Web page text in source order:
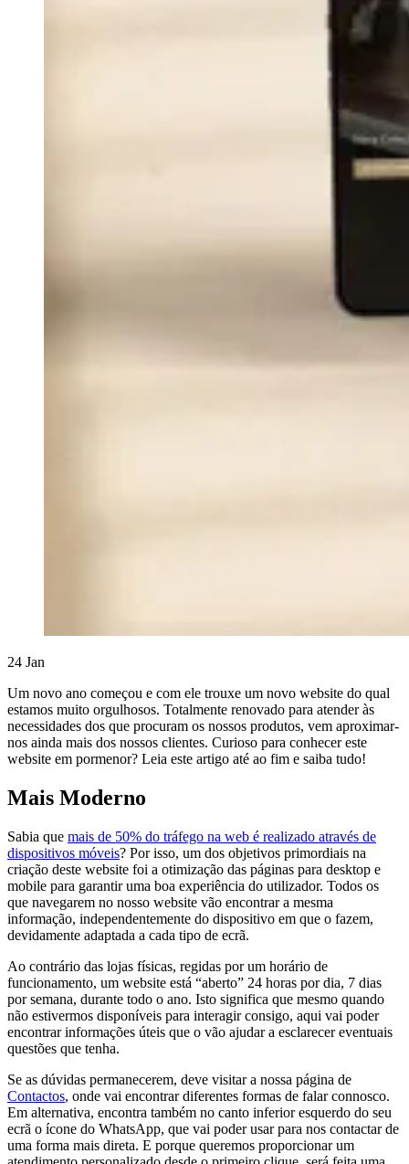
24 Jan
Um novo ano começou e com ele trouxe um novo website do qual
estamos muito orgulhosos. Totalmente renovado para atender às
necessidades dos que procuram os nossos produtos, vem aproximar-
nos ainda mais dos nossos clientes. Curioso para conhecer este
website em pormenor? Leia este artigo até ao fim e saiba tudo!
Mais Moderno
Sabia que mais de 50% do tráfego na web é realizado através de
dispositivos móveis? Por isso, um dos objetivos primordiais na
criação deste website foi a otimização das páginas para desktop e
mobile para garantir uma boa experiência do utilizador. Todos os
que navegarem no nosso website vão encontrar a mesma
informação, independentemente do dispositivo em que o fazem,
devidamente adaptada a cada tipo de ecrã.
Ao contrário das lojas físicas, regidas por um horário de
funcionamento, um website está “aberto” 24 horas por dia, 7 dias
por semana, durante todo o ano. Isto significa que mesmo quando
não estivermos disponíveis para interagir consigo, aqui vai poder
encontrar informações úteis que o vão ajudar a esclarecer eventuais
questões que tenha.
Se as dúvidas permanecerem, deve visitar a nossa página de
Contactos, onde vai encontrar diferentes formas de falar connosco.
Em alternativa, encontra também no canto inferior esquerdo do seu
ecrã o ícone do WhatsApp, que vai poder usar para nos contactar de
uma forma mais direta. E porque queremos proporcionar um